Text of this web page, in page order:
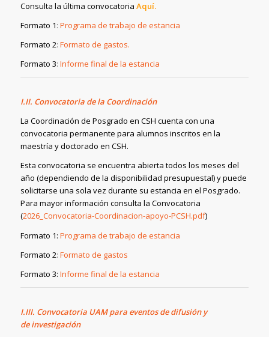
Consulta la última convocatoria Aquí.
Formato 1: Programa de trabajo de estancia
Formato 2: Formato de gastos.
Formato 3: Informe final de la estancia
I.II. Convocatoria de la Coordinación
La Coordinación de Posgrado en CSH cuenta con una
convocatoria permanente para alumnos inscritos en la
maestría y doctorado en CSH.
Esta convocatoria se encuentra abierta todos los meses del
año (dependiendo de la disponibilidad presupuestal) y puede
solicitarse una sola vez durante su estancia en el Posgrado.
Para mayor información consulta la Convocatoria
(2026_Convocatoria-Coordinacion-apoyo-PCSH.pdf)
Formato 1: Programa de trabajo de estancia
Formato 2: Formato de gastos
Formato 3: Informe final de la estancia
I.III. Convocatoria UAM para eventos de difusión y
de investigación